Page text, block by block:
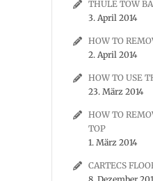
THULE TOW
3. April 2014
HOW TO
2. April 2014
HOW TO USE
23. März 2014
HOW TO
TOP
1. März 2014
CARTECS